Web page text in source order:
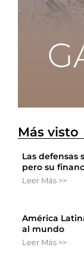
Más visto
Las defensas
pero su
Leer Más >>
América
al mundo
Leer Más >>